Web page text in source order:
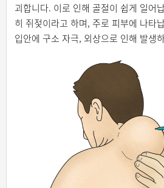
괴합니다. 이로 인해 골절이 쉽게 일어
히 쥐젖이라고 하며, 주로 피부에 나타
입안에 구소 자극, 외상으로 인해 발생